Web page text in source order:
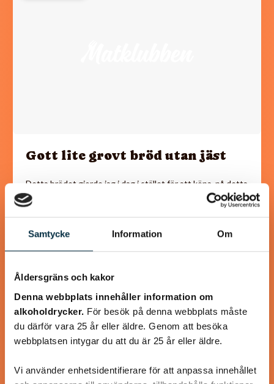
Samtycke Information Om
Åldersgräns och kakor
Denna webbplats innehåller information om
alkoholdrycker. För besök på denna webbplats måste
du därför vara 25 år eller äldre. Genom att besöka
webbplatsen intygar du att du är 25 år eller äldre.
Vi använder enhetsidentifierare för att anpassa innehållet
Gott lite grovt bröd utan jäst
Detta brödet gjorde jag i dag i stället för att köpa, på detta
sättet är det både nyttigare och utan konstgjorda
tillsatser. Tyckte själv…